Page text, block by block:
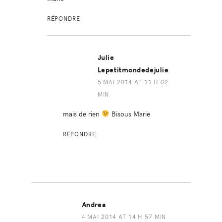
RÉPONDRE
Julie
Lepetitmondedejulie
5 MAI 2014 AT 11 H 02
MIN
mais de rien Bisous Marie
RÉPONDRE
Andrea
4 MAI 2014 AT 14 H 57 MIN